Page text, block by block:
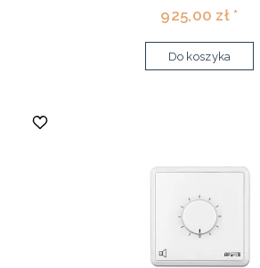
925,00 zł *
Do koszyka